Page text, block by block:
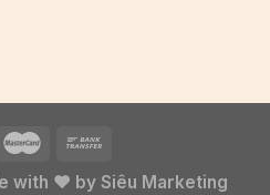
with ❤ by Siêu Marketing